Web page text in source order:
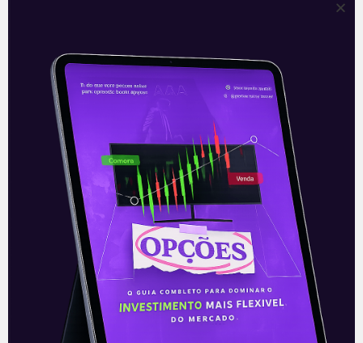
Leilão de reserva de
capacidade de energia
Na terça-feira (21), foi realizado pela
CCEE (Câmara de Comercialização de
Energia Elétrica), pela Aneel (Agência
Nacional de Energia Elétrica) e pelo MME
(Ministério de
Leia mais